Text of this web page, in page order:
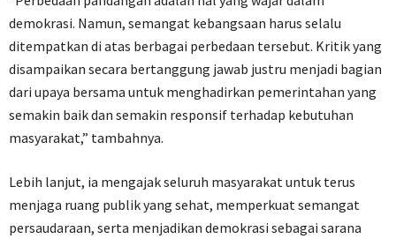
demokrasi. Namun, semangat kebangsaan harus selalu
ditempatkan di atas berbagai perbedaan tersebut. Kritik yang
disampaikan secara bertanggung jawab justru menjadi bagian
dari upaya bersama untuk menghadirkan pemerintahan yang
semakin baik dan semakin responsif terhadap kebutuhan
masyarakat,” tambahnya.
Lebih lanjut, ia mengajak seluruh masyarakat untuk terus
menjaga ruang publik yang sehat, memperkuat semangat
persaudaraan, serta menjadikan demokrasi sebagai sarana